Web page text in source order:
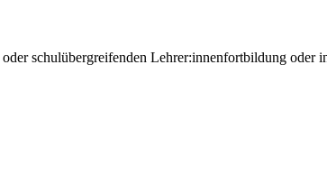
schulübergreifenden Lehrer:innenfortbildung oder